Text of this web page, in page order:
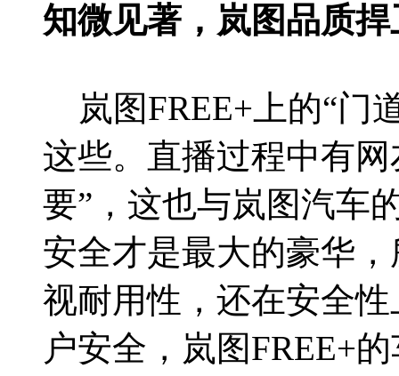
知微见著，岚图品质
岚图FREE+上的“门
这些。直播过程中有
要”，这也与岚图汽车
安全才是最大的豪华
视耐用性，还在安全
户安全，岚图FREE+